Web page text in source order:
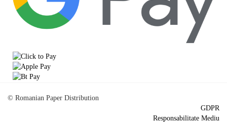
© Romanian Paper Distribution
GDPR
Responsabilitate Mediu